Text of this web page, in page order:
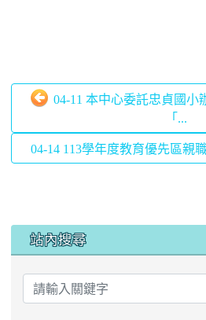
04-11 本中心委託忠貞國小
「...
04-14 113學年度教育優先區親
站內搜尋